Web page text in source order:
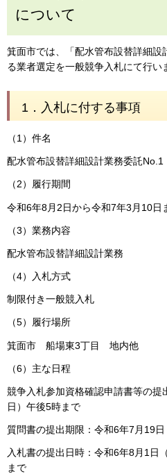
について
箕面市では、「配水管布設替詳細
る業者選定を一般競争入札にて行い
1．入札に付する事項
（1）件名
配水管布設替詳細設計業務委託No.1
（2）履行期間
令和6年8月2日から令和7年3月10日
（3）業務内容
配水管布設替詳細設計業務
（4）入札方式
制限付き一般競入札
（5）履行場所
箕面市 船場東3丁目 地内他
（6）主な日程
競争入札参加資格確認申請書等の
日）午後5時まで
質問書の提出期限：令和6年7月19
入札書の提出日時：令和6年8月1日
まで